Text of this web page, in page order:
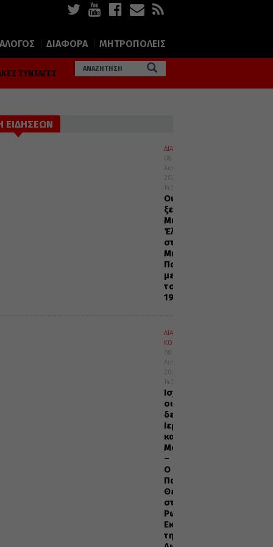
ΔΙΑΦΟΡΑ ΜΗΤΡΟΠΟΛΕΙΣ
ΣΥΝΤΑΓΕΣ
ΕΙΔΗΣΕΩΝ
ΔΙΑΛΟΓΟΣ
08
Αυγούστου
2026
14:37
Οι
ξεριζωμένοι
Μικρασιάτες
Έλληνες
στη
Μητέρα
Πατρίδα
μετά
το
1922
ΔΙΑΦΟΡΑ
ΚΟΣΜΟΣ
08
Αυγούστου
2026
14:36
Ισχυροί
οι
δεσμοί
Ιερουσαλήμ
και
Μόσχας
–
Ο
Πατριάρχης
Θεόφιλος
στη
Ρωσική
Εκκλησία
της